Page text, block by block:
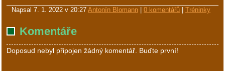
Napsal 7. 1. 2022 v 20:27 Antonín Blomann 0 komentářů Tréninky
Komentáře
Doposud nebyl připojen žádný komentář. Buďte první!